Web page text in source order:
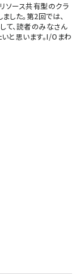
ソース共有型のクラ
した。第2回では、
て、読者のみなさん
と思います。I/Oまわ